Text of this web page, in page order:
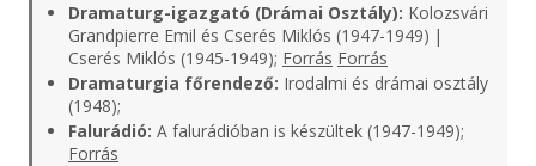
Dramaturg-igazgató (Drámai Osztály): Kolozsvári
Grandpierre Emil és Cserés Miklós (1947-1949) |
Cserés Miklós (1945-1949); Forrás Forrás
Dramaturgia főrendező: Irodalmi és drámai osztály
(1948);
Falurádió: A falurádióban is készültek (1947-1949);
Forrás